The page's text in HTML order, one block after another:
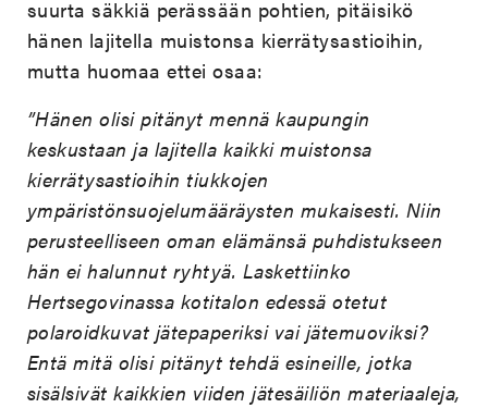
suurta säkkiä perässään pohtien, pitäisikö
hänen lajitella muistonsa kierrätysastioihin,
mutta huomaa ettei osaa:
”Hänen olisi pitänyt mennä kaupungin
keskustaan ja lajitella kaikki muistonsa
kierrätysastioihin tiukkojen
ympäristönsuojelumääräysten mukaisesti. Niin
perusteelliseen oman elämänsä puhdistukseen
hän ei halunnut ryhtyä. Laskettiinko
Hertsegovinassa kotitalon edessä otetut
polaroidkuvat jätepaperiksi vai jätemuoviksi?
Entä mitä olisi pitänyt tehdä esineille, jotka
sisälsivät kaikkien viiden jätesäiliön materiaaleja,